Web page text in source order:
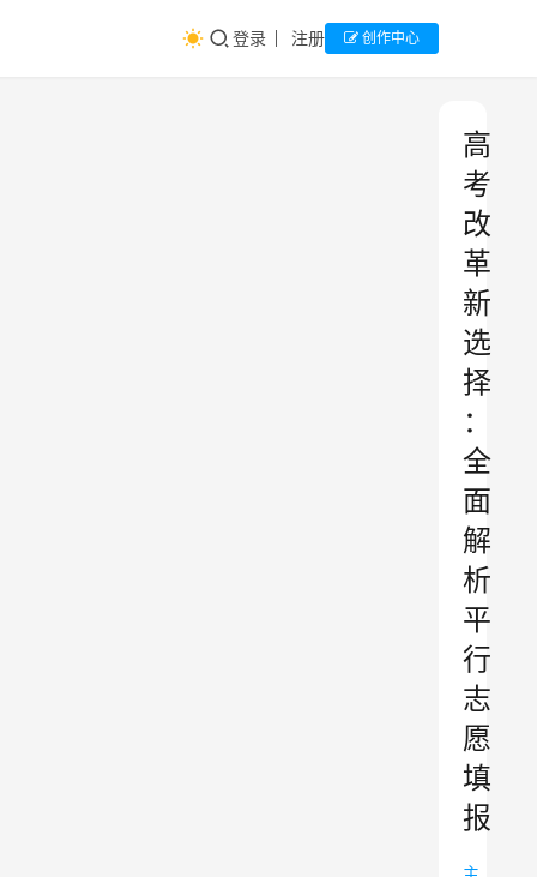
登录 注册 创作中心
高
考
改
革
新
选
择
：
全
面
解
析
平
行
志
愿
填
报
主